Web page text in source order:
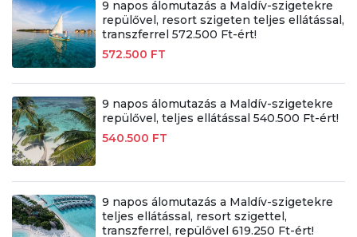
9 napos álomutazás a Maldív-szigetekre
repülővel, resort szigeten teljes ellátással,
transzferrel 572.500 Ft-ért!
572.500 FT
9 napos álomutazás a Maldív-szigetekre
repülővel, teljes ellátással 540.500 Ft-ért!
540.500 FT
9 napos álomutazás a Maldív-szigetekre
teljes ellátással, resort szigettel,
transzferrel, repülővel 619.250 Ft-ért!